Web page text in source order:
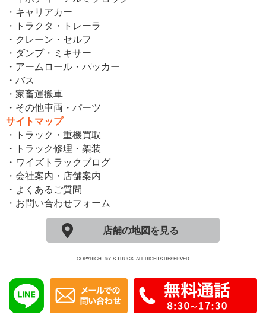
・キャリアカー
・トラクタ・トレーラ
・クレーン・セルフ
・ダンプ・ミキサー
・アームロール・パッカー
・バス
・家畜運搬車
・その他車両・パーツ
サイトマップ
・トラック・重機買取
・トラック修理・架装
・ワイズトラックブログ
・会社案内・店舗案内
・よくあるご質問
・お問い合わせフォーム
店舗の地図を見る
COPYRIGHT©Y´S TRUCK. ALL RIGHTS RESERVED
モバイル PC